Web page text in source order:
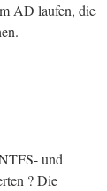
AD laufen, die
und
? Die